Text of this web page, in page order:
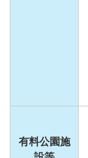
有料公園施